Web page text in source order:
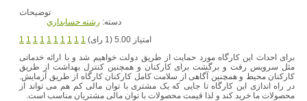
توضیحات
دسته: رشته حسابداري
1 1 1 1 1 1 1 1 1 1
امتیاز 5.00 (1 رای)
برای احداث این کارگاه مورد حمایت از طریق دولت خواهیم شد و با ارائه خدماتی
مثل سرویس رفت و برگشت برای کارکنان و همچنین کنترل بهداشت از طریق
کارکنان محیط و همچنین آگاهی از سلامت کامل کارکنان کارگاه از طریق آزمایش.
در راه اندازی این کارگاه تا جایی که یک مشتری با توان مالی کم هم می تواند از
محصولات ما خرید کند و لذا قیمت محصولات با توان مالی مشتریان مناسب است.